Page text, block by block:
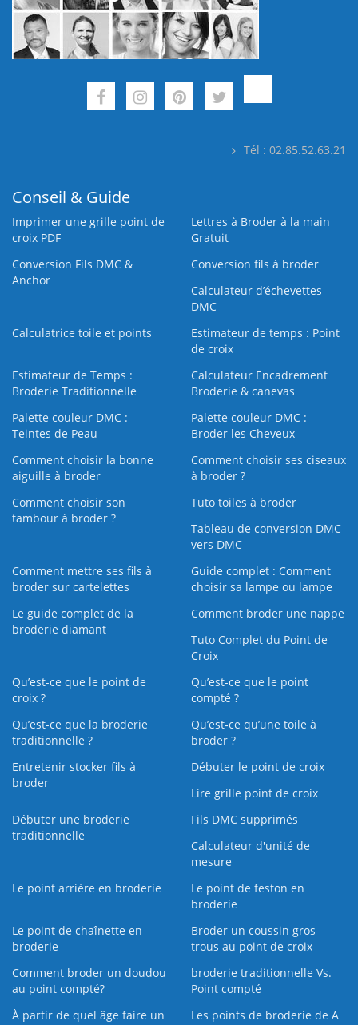
Tél : 02.85.52.63.21
Conseil & Guide
Imprimer une grille point de
croix PDF
Lettres à Broder à la main
Gratuit
Conversion Fils DMC &
Anchor
Conversion fils à broder
Calculateur d’échevettes
DMC
Calculatrice toile et points
Estimateur de temps : Point
de croix
Estimateur de Temps :
Broderie Traditionnelle
Calculateur Encadrement
Broderie & canevas
Palette couleur DMC :
Teintes de Peau
Palette couleur DMC :
Broder les Cheveux
Comment choisir la bonne
aiguille à broder
Comment choisir ses ciseaux
à broder ?
Comment choisir son
tambour à broder ?
Tuto toiles à broder
Tableau de conversion DMC
vers DMC
Comment mettre ses fils à
broder sur cartelettes
Guide complet : Comment
choisir sa lampe ou lampe
Le guide complet de la
broderie diamant
Comment broder une nappe
Tuto Complet du Point de
Croix
Qu’est-ce que le point de
croix ?
Qu’est-ce que le point
compté ?
Qu’est-ce que la broderie
traditionnelle ?
Qu’est‑ce qu’une toile à
broder ?
Entretenir stocker fils à
broder
Débuter le point de croix
Lire grille point de croix
Débuter une broderie
traditionnelle
Fils DMC supprimés
Calculateur d'unité de
mesure
Le point arrière en broderie
Le point de feston en
broderie
Le point de chaînette en
broderie
Broder un coussin gros
trous au point de croix
Comment broder un doudou
au point compté?
broderie traditionnelle Vs.
Point compté
À partir de quel âge faire un
Les points de broderie de A